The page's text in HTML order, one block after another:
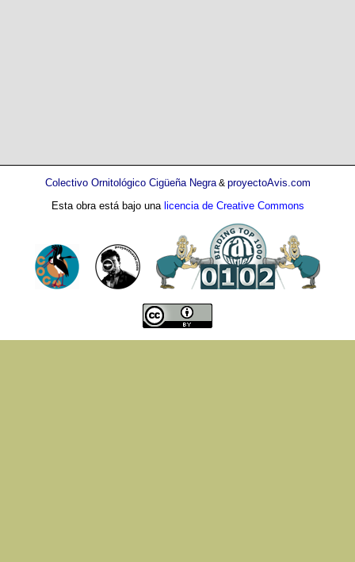
Colectivo Ornitológico Cigüeña Negra& proyectoAvis.com
Esta obra está bajo una licencia de Creative Commons